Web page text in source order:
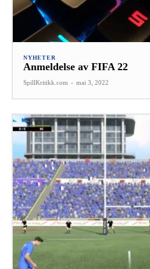
NYHETER
Anmeldelse av FIFA 22
SpillKritikk.com - mai 3, 2022